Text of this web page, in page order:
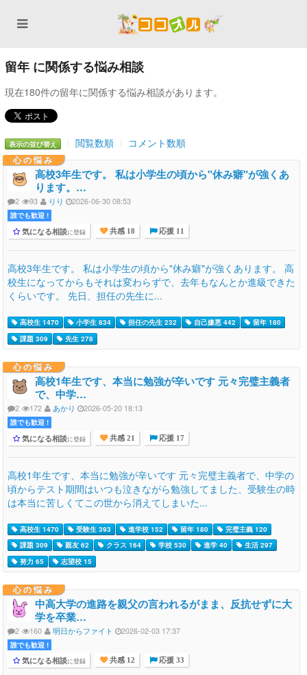
留年 に関係する悩み相談
現在180件の留年に関係する悩み相談があります。
表示の並び替え 閲覧数順 コメント数順
心の悩み
高校3年生です。 私は小学生の頃から"休み癖"が強くあ
ります。…
2 93 りり 2026-06-30 08:53
誰でも歓迎 !
気になる相談に登録 共感 18 応援 11
高校3年生です。 私は小学生の頃から"休み癖"が強くあります。 高
校生になってからもそれは変わらずで、去年もなんとか進級できた
くらいです。 先日、担任の先生に...
高校生 1470 小学生 834 担任の先生 232 自己嫌悪 442
留年 180
課題 309
先生 278
心の悩み
高校1年生です、本当に勉強が辛いです 元々完璧主義者
で、中学…
2 172 あかり 2026-05-20 18:13
誰でも歓迎 !
気になる相談に登録 共感 21 応援 17
高校1年生です、本当に勉強が辛いです 元々完璧主義者で、中学の
頃からテスト期間はいつも泣きながら勉強してました、受験生の時
は本当に苦しくてこの世から消えてしまいた...
高校生 1470 受験生 393 進学校 152 留年 180
完璧主義 120
課題 309
親友 62 クラス 164 学校 530 進学 40
生活 297
努力 65
志望校 15
心の悩み
中高大学の進路を親父の言われるがまま、反抗せずに大
学を卒業…
2 160 明日からファイト 2026-02-03 17:37
誰でも歓迎 !
気になる相談に登録 共感 12 応援 33